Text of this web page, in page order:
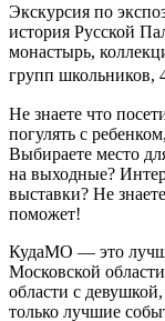
Экскурсия по
история Русской
монастырь,
групп школьников,
Не знаете что
погулять с
Выбираете место
на выходные?
выставки? Не
поможет!
КудаМО — это
Московской
области с
только лучшие